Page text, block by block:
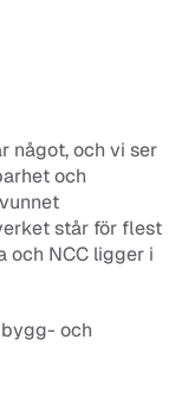
något, och vi ser
och
står för flest
och NCC ligger i
och